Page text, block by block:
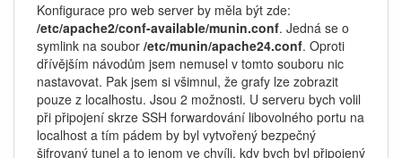
Konfigurace pro web server by měla být zde:
/etc/apache2/conf-available/munin.conf. Jedná se o
symlink na soubor /etc/munin/apache24.conf. Oproti
dřívějším návodům jsem nemusel v tomto souboru nic
nastavovat. Pak jsem si všimnul, že grafy lze zobrazit
pouze z localhostu. Jsou 2 možnosti. U serveru bych volil
při připojení skrze SSH forwardování libovolného portu na
localhost a tím pádem by byl vytvořený bezpečný
šifrovaný tunel a to jenom ve chvíli, kdy bych byl připojený